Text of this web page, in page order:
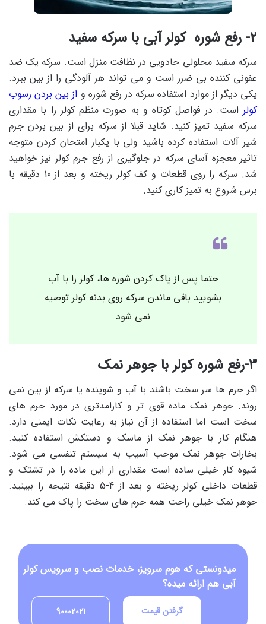
2- رفع شوره کولر آبی با سرکه سفید
سرکه سفید محلولی جادویی در نظافت منزل است. سرکه یک ضد
عفونی کننده بی ضرر است و می تواند هر آلودگی را از بین ببرد.
یکی دیگر از موارد استفاده سرکه در رفع شوره و از بین بردن رسوب
کولر است. در فواصل کوتاه و به صورت منظم کولر را با مقداری
سرکه سفید تمیز کنید. شاید قبلا از سرکه برای از بین بردن جرم
شیر آلات استفاده کرده باشید ولی با یکبار امتحان کردن متوجه
تاثیر معجزه آسای سرکه در جلوگیری از رفع جرم کولر نیز خواهید
شد. سرکه را روی قطعات و کف کولر ریخته و بعد از 10 دقیقه با
برس شروع به تمیز کاری کنید.
حتما پس از پاک کردن شوره ها، کولر را با آب
بشویید باقی ماندن سرکه روی بدنه کولر توصیه
نمی شود
3-رفع شوره کولر با جوهر نمک
اگر جرم ها سر سخت باشند با آب و شوینده یا سرکه از بین نمی
روند. جوهر نمک ماده قوی تر و کارامدتری در مورد جرم های
سخت است اما استفاده از آن نیاز به رعایت نکات ایمنی دارد.
هنگام کار با جوهر نمک از ماسک و دستکش استفاده کنید.
بخارات جوهر نمک موجب آسیب به سیستم تنفسی می شود.
شیوه کار خیلی ساده است مقداری از این ماده را در تشتک و
قطعات داخلی کولر ریخته و بعد از 4-5 دقیقه نتیجه را ببینید.
جوهر نمک خیلی راحت همه جرم های سخت را پاک می کند.
میدونستی که هوم سرویز، خدمات نصب و سرویس کولر
آبی هم ارائه میده؟
90002021 گرفتن قیمت